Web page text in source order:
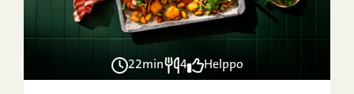
22min 4 Helppo